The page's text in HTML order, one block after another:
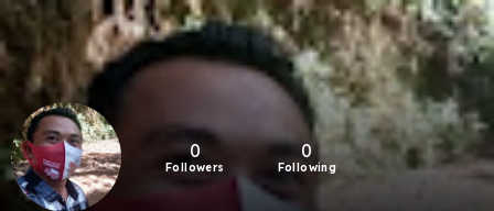
0
Followers
0
Following